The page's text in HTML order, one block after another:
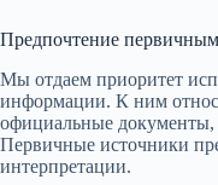
Предпочтение
Мы отдаем приоритет
информации. К ним
официальные документы,
Первичные источники
интерпретации.